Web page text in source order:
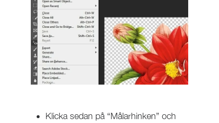
Klicka sedan på “Målarhinken” och